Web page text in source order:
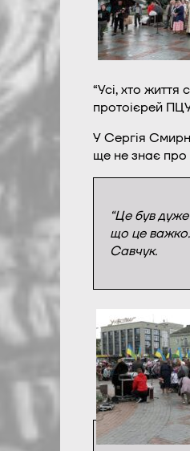
“Усі, хто
протоієрей
У Сергія
ще не знає про
“Це був
що це важко.
Савчук.